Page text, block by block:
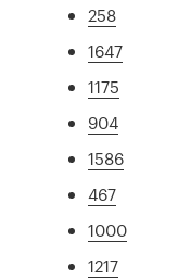
258
1647
1175
904
1586
467
1000
1217